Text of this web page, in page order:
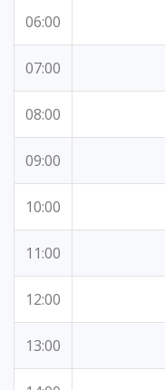
06:00
07:00
08:00
09:00
10:00
11:00
12:00
13:00